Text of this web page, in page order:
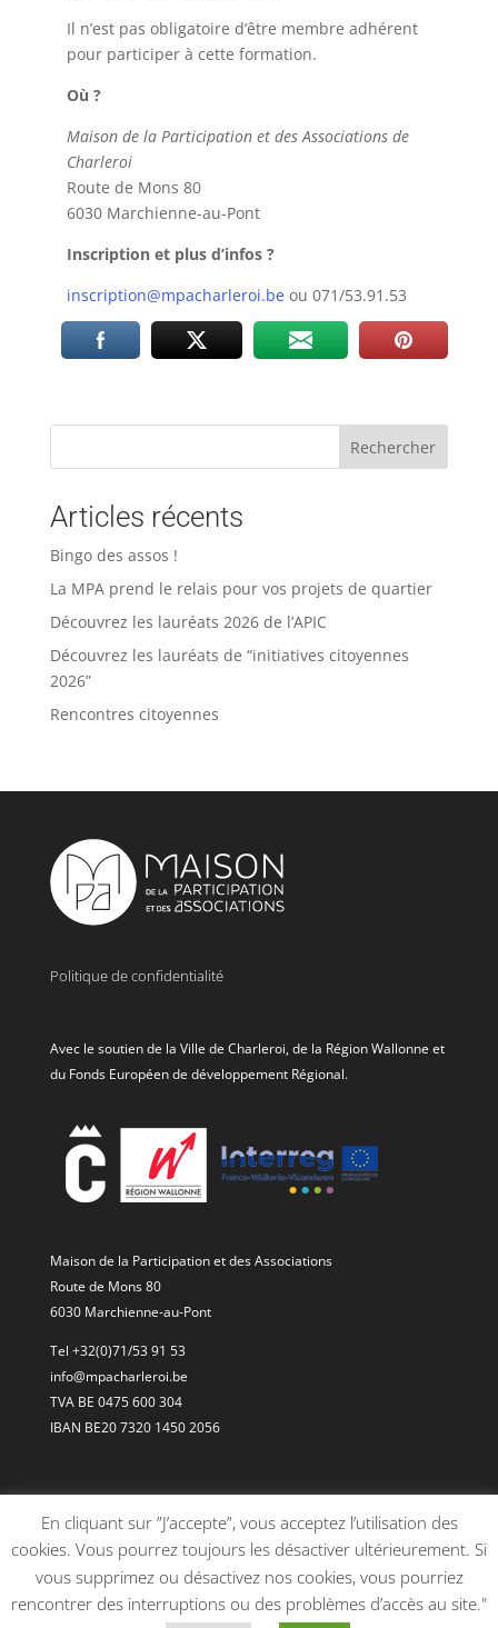
Il n’est pas obligatoire d’être membre adhérent
pour participer à cette formation.
Où ?
Maison de la Participation et des Associations de
Charleroi
Route de Mons 80
6030 Marchienne-au-Pont
Inscription et plus d’infos ?
inscription@mpacharleroi.beou 071/53.91.53
Rechercher
Articles récents
Bingo des assos !
La MPA prend le relais pour vos projets de quartier
Découvrez les lauréats 2026 de l’APIC
Découvrez les lauréats de “initiatives citoyennes
2026”
Rencontres citoyennes
Politique de confidentialité
Avec le soutien de la Ville de Charleroi, de la Région Wallonne et
du Fonds Européen de développement Régional.
Maison de la Participation et des Associations
Route de Mons 80
6030 Marchienne-au-Pont
Tel +32(0)71/53 91 53
info@mpacharleroi.be
TVA BE 0475 600 304
IBAN BE20 7320 1450 2056
En cliquant sur ”J’accepte”, vous acceptez l’utilisation des
cookies. Vous pourrez toujours les désactiver ultérieurement. Si
vous supprimez ou désactivez nos cookies, vous pourriez
rencontrer des interruptions ou des problèmes d’accès au site."